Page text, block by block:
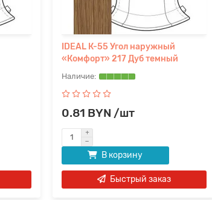
IDEAL К-55 Угол наружный
«Комфорт» 217 Дуб темный
0.81 BYN /шт
В корзину
Быстрый заказ